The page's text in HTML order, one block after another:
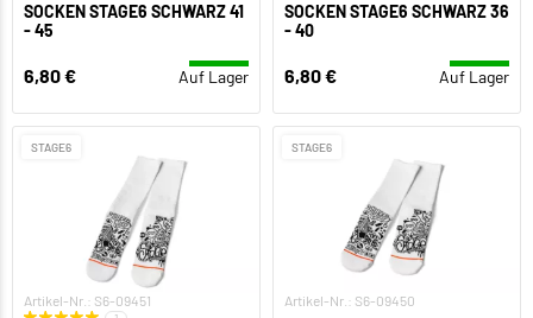
SOCKEN STAGE6 SCHWARZ 41
- 45
6,80 € Auf Lager
SOCKEN STAGE6 SCHWARZ 36
- 40
6,80 € Auf Lager
STAGE6
Artikel-Nr.: S6-09451
STAGE6
Artikel-Nr.: S6-09450